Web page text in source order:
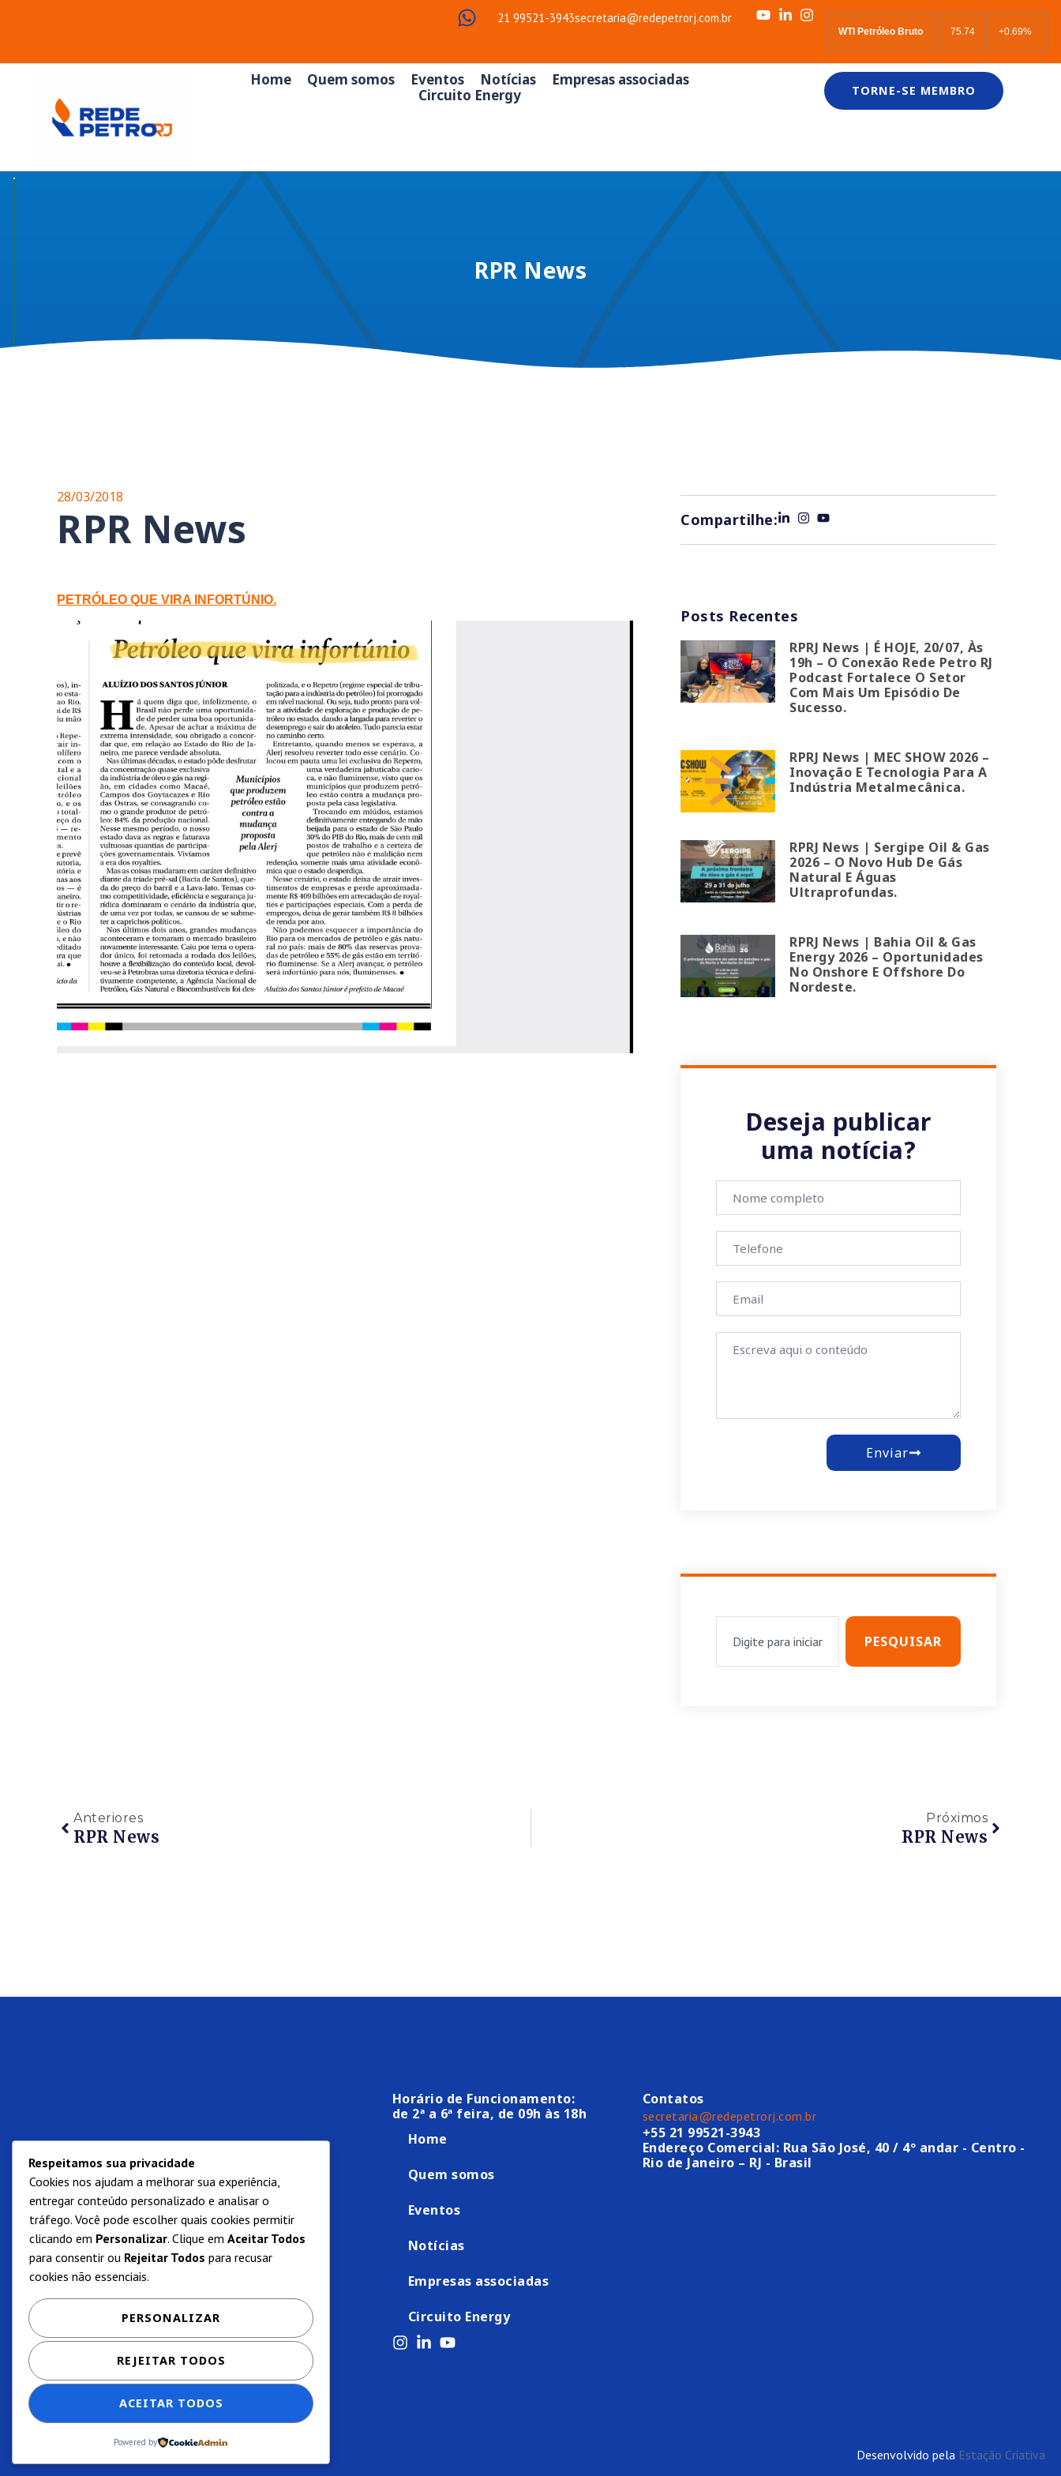
21 99521-3943secretaria@redepetrorj.com.br
WTI Petróleo Bruto 75.74 +0.69%
Home Quem somos Eventos Notícias
Empresas associadas
Circuito Energy
TORNE-SE MEMBRO
RPR News
28/03/2018
RPR News
PETRÓLEO QUE VIRA INFORTÚNIO.
Compartilhe:
Posts Recentes
RPRJ News | É HOJE, 20/07, Às
19h – O Conexão Rede Petro RJ
Podcast Fortalece O Setor
Com Mais Um Episódio De
Sucesso.
RPRJ News | MEC SHOW 2026 –
Inovação E Tecnologia Para A
Indústria Metalmecânica.
RPRJ News | Sergipe Oil & Gas
2026 – O Novo Hub De Gás
Natural E Águas
Ultraprofundas.
RPRJ News | Bahia Oil & Gas
Energy 2026 – Oportunidades
No Onshore E Offshore Do
Nordeste.
Deseja publicar
uma notícia?
Enviar
PESQUISAR
Anteriores
RPR News
Próximos
RPR News
Horário de Funcionamento:
de 2ª a 6ª feira, de 09h às 18h
Home
Quem somos
Eventos
Notícias
Empresas associadas
Circuito Energy
Contatos
secretaria@redepetrorj.com.br
+55 21 99521-3943
Endereço Comercial: Rua São José, 40 / 4º andar - Centro -
Rio de Janeiro – RJ - Brasil
Desenvolvido pela Estação Criativa
Respeitamos sua privacidade
Cookies nos ajudam a melhorar sua experiência,
entregar conteúdo personalizado e analisar o
tráfego. Você pode escolher quais cookies permitir
clicando em Personalizar. Clique em Aceitar Todos
para consentir ou Rejeitar Todos para recusar
cookies não essenciais.
PERSONALIZAR
REJEITAR TODOS
ACEITAR TODOS
Powered by